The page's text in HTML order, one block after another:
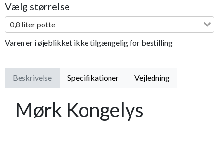
Vælg størrelse
0,8 liter potte
Varen er i øjeblikket ikke tilgængelig for bestilling
Beskrivelse Specifikationer Vejledning
Mørk Kongelys